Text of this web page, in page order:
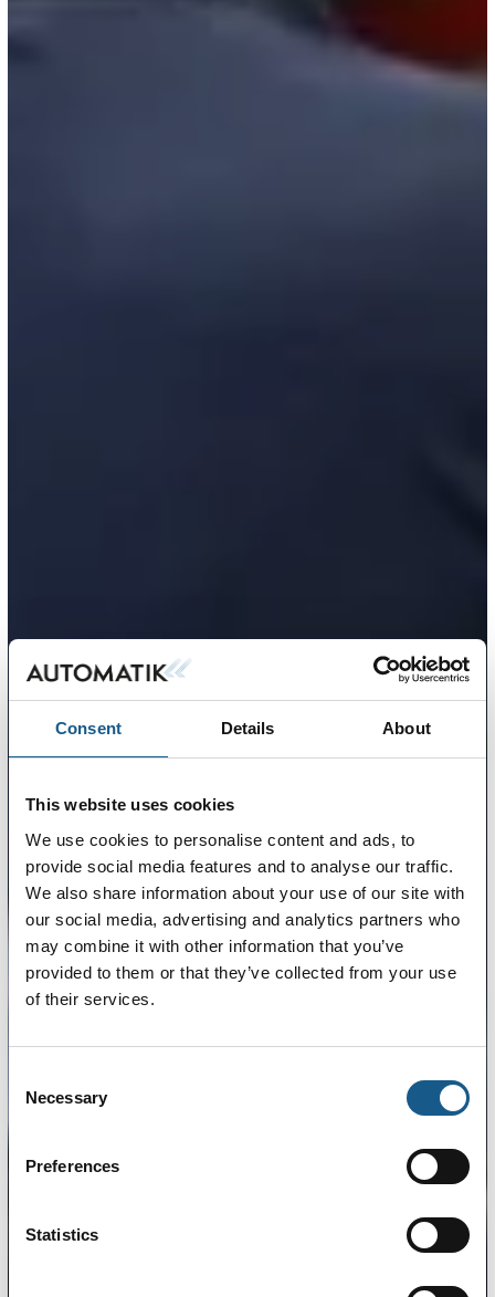
Consent Details About
This website uses cookies
We use cookies to personalise content and ads, to
provide social media features and to analyse our traffic.
We also share information about your use of our site with
our social media, advertising and analytics partners who
may combine it with other information that you’ve
provided to them or that they’ve collected from your use
of their services.
Selection
Necessary
Preferences
Statistics